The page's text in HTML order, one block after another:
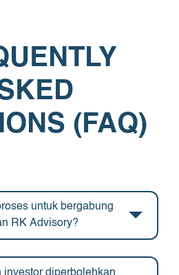
(FAQ)
untuk bergabung
RK Advisory?